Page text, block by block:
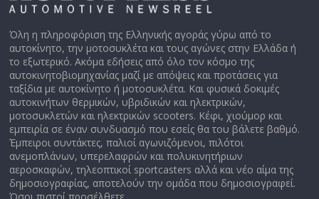
Όλη η πληροφόριση της Ελληνικής αγοράς γύρω από το
αυτοκίνητο, την μοτοσυκλέτα και τους αγώνες στην Ελλάδα ή
το εξωτερικό. Ακόμα εδήσεις από όλο τον κόσμο της
αυτοκινητοβιομηχανίας μαζί με απόψεις και προτάσεις για
ταξίδια με αυτοκίνητο ή μοτοσυκλέτα. Και φυσικά δοκιμές
αυτοκινήτων θερμικών, υβριδικών και ηλεκτρικών,
μοτοσυκλετών και ηλεκτρικών scooters. Κέφι, χιούμορ και
εμπειρία σε έναν συνδυασμό που εσείς θα του βάλετε βαθμό.
Έμπειροι συντάκτες, παλιοί αγωνιζόμενοι, πιλότοι
ανεμοπλάνων, υπερελαφρών και πολυκινητήριων
αεροσκαφών, τηλεοπτικοί sportcasters αλλά και νέο αίμα της
δημοσιογραφίας, αποτελούν την ομάδα που δημοσιογραφεί.